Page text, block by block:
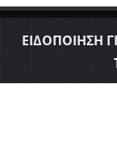
ΕΙΔΟΠΟΙΗΣΗ